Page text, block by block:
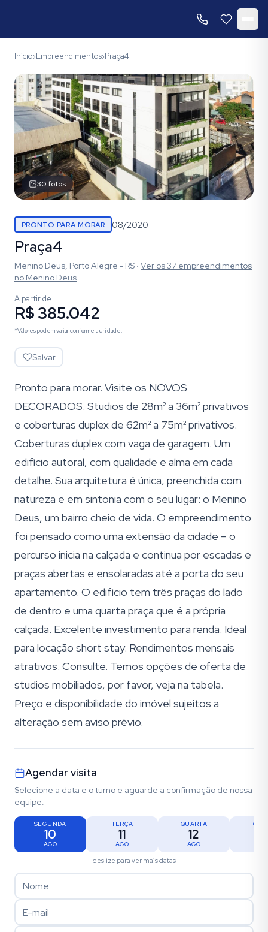
Início›Empreendimentos›Praça4
30fotos
PRONTO PARA MORAR 08/2020
Praça4
Menino Deus, Porto Alegre - RS · Ver os37 empreendimentos
no Menino Deus
A partir de
R$ 385.042
*Valores podem variar conforme a unidade.
Salvar
Pronto para morar. Visite os NOVOS
DECORADOS. Studios de 28m² a 36m² privativos
e coberturas duplex de 62m² a 75m² privativos.
Coberturas duplex com vaga de garagem. Um
edifício autoral, com qualidade e alma em cada
detalhe. Sua arquitetura é única, preenchida com
natureza e em sintonia com o seu lugar: o Menino
Deus, um bairro cheio de vida. O empreendimento
foi pensado como uma extensão da cidade – o
percurso inicia na calçada e continua por escadas e
praças abertas e ensolaradas até a porta do seu
apartamento. O edifício tem três praças do lado
de dentro e uma quarta praça que é a própria
calçada. Excelente investimento para renda. Ideal
para locação short stay. Rendimentos mensais
atrativos. Consulte. Temos opções de oferta de
studios mobiliados, por favor, veja na tabela.
Preço e disponibilidade do imóvel sujeitos a
alteração sem aviso prévio.
Agendar visita
Selecione a data e o turno e aguarde a confirmação de nossa
equipe.
SEGUNDA
10
AGO
TERÇA
11
AGO
QUARTA
12
AGO
deslize para ver mais datas